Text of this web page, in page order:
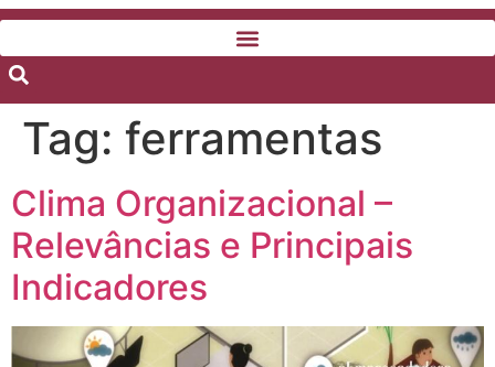
Tag: ferramentas
Clima Organizacional –
Relevâncias e Principais
Indicadores